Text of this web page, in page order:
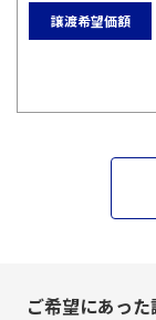
譲渡希望価額
ご希望にあっ